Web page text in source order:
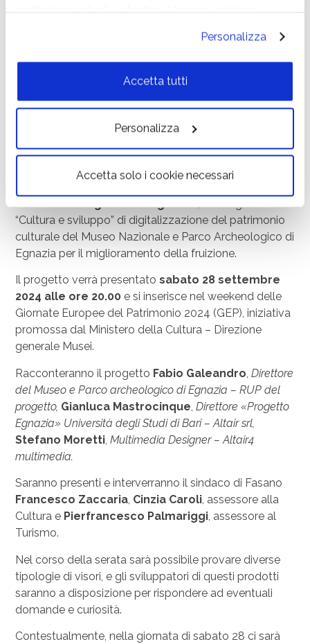
alcune categorie di cookie o servizi, seleziona l’opzione
«Personalizza». Per avere maggiori informazioni
cookie policy .
Personalizza
Accetta tutti
Personalizza
Accetta solo i cookie necessari
20.00, in occasione delle Giornate Europee del
Museo e Parco con possibilità di provare i visori 3D
anni è diventato imprescindibile mezzo per ricostruire
frammenti della vita e delle abitudini di un passato
libera immaginazione.
vede la luce«Egnazia in digitale», un Progetto PON
“Cultura e sviluppo” di digitalizzazione del patrimonio
culturale del Museo Nazionale e Parco Archeologico di
Egnazia per il miglioramento della fruizione.
Il progetto verrà presentatosabato 28 settembre
2024 alle ore 20.00 e si inserisce nel weekend delle
Giornate Europee del Patrimonio 2024 (GEP), iniziativa
promossa dal Ministero della Cultura – Direzione
generale Musei.
Racconteranno il progetto Fabio Galeandro,Direttore
del Museo e Parco archeologico di Egnazia – RUP del
progetto, Gianluca Mastrocinque,Direttore «Progetto
Egnazia» Università degli Studi di Bari – Altair srl,
Stefano Moretti,Multimedia Designer – Altair4
multimedia.
Saranno presenti e interverranno il sindaco di Fasano
Francesco Zaccaria, Cinzia Caroli, assessore alla
Cultura e Pierfrancesco Palmariggi, assessore al
Turismo.
Nel corso della serata sarà possibile provare diverse
tipologie di visori, e gli sviluppatori di questi prodotti
saranno a disposizione per rispondere ad eventuali
domande e curiosità.
Contestualmente, nella giornata di sabato 28 ci sarà